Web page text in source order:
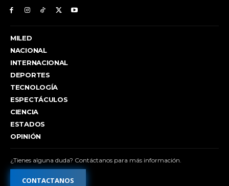
MILED
NACIONAL
INTERNACIONAL
DEPORTES
TECNOLOGÍA
ESPECTÁCULOS
CIENCIA
ESTADOS
OPINIÓN
¿Tienes alguna duda? Contáctanos para más información.
CONTACTANOS